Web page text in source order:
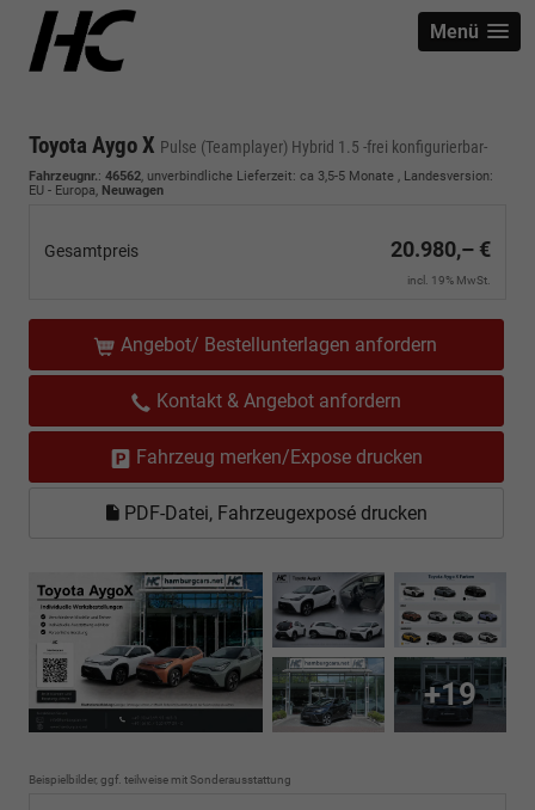
Menü
Toyota Aygo X Pulse (Teamplayer) Hybrid 1.5 -frei konfigurierbar-
Fahrzeugnr.: 46562, unverbindliche Lieferzeit: ca 3,5-5 Monate , Landesversion:
EU - Europa, Neuwagen
Gesamtpreis 20.980,– €
incl. 19% MwSt.
Angebot/ Bestellunterlagen anfordern
Kontakt & Angebot anfordern
Fahrzeug merken/Expose drucken
PDF-Datei, Fahrzeugexposé drucken
+19
Beispielbilder, ggf. teilweise mit Sonderausstattung